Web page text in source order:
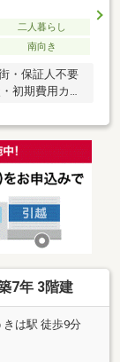
二人暮らし
南向き
・保証人不要
初期費用カー
7年 3階建
きは駅 徒歩9分